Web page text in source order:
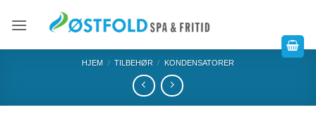
HJEM / TILBEHØR / KONDENSATORER